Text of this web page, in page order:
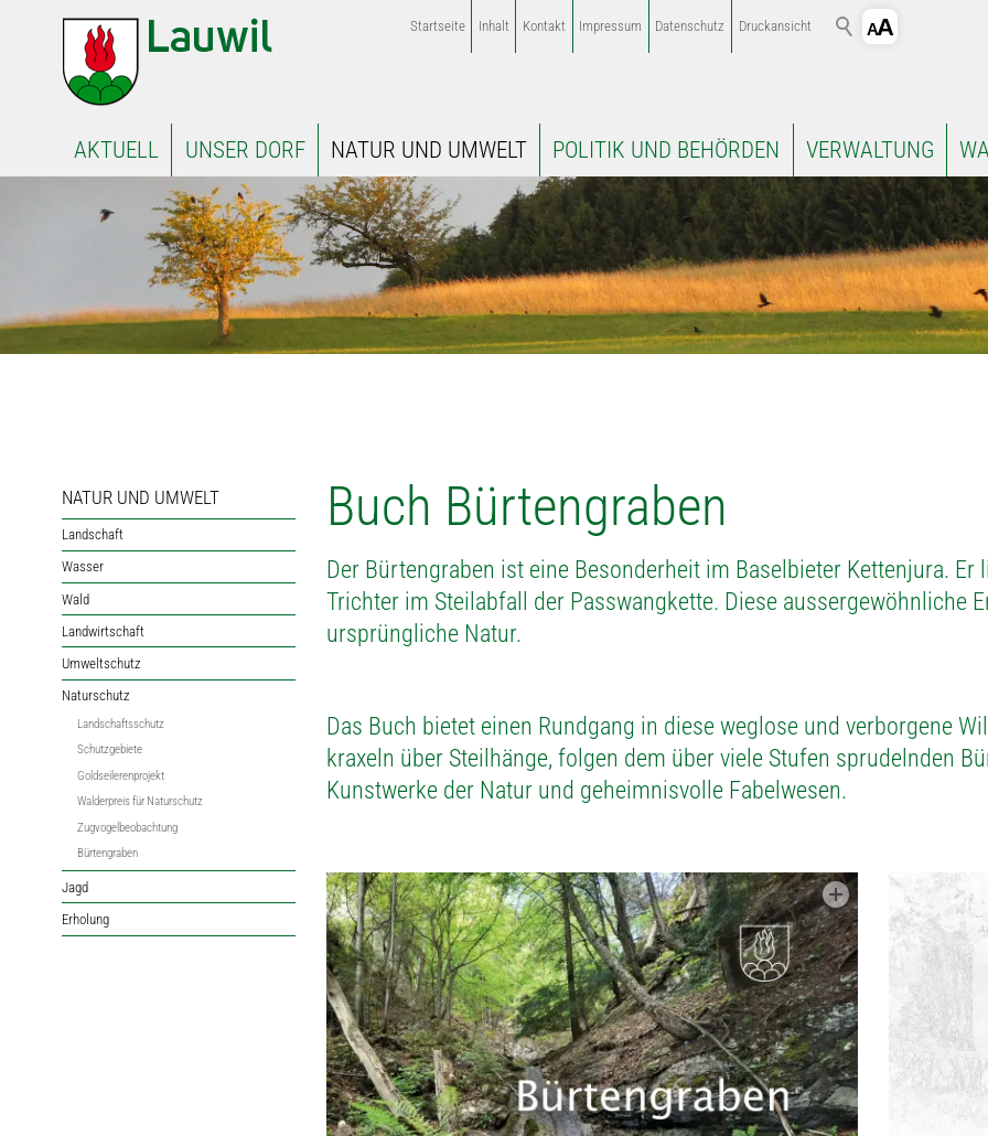
Startseite Inhalt Kontakt Impressum Datenschutz Druckansicht
AKTUELL UNSER DORF NATUR UND UMWELT POLITIK UND BEHÖRDEN VERWALTUNG
NATUR UND UMWELT
Landschaft
Wasser
Wald
Landwirtschaft
Umweltschutz
Naturschutz
Landschaftsschutz
Schutzgebiete
Goldseilerenprojekt
Walderpreis für Naturschutz
Zugvogelbeobachtung
Bürtengraben
Jagd
Erholung
Buch Bürtengraben
Der Bürtengraben ist eine Besonderheit im Baselbieter Kettenjura.
Trichter im Steilabfall der Passwangkette. Diese aussergewöhnliche
ursprüngliche Natur.
Das Buch bietet einen Rundgang in diese weglose und verborgene
kraxeln über Steilhänge, folgen dem über viele Stufen sprudelnden
Kunstwerke der Natur und geheimnisvolle Fabelwesen.